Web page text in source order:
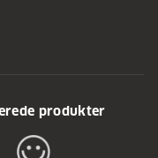
produkter